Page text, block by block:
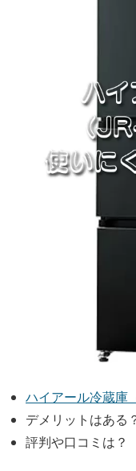
ハイアール冷蔵庫
デメリットはある
評判や口コミは？